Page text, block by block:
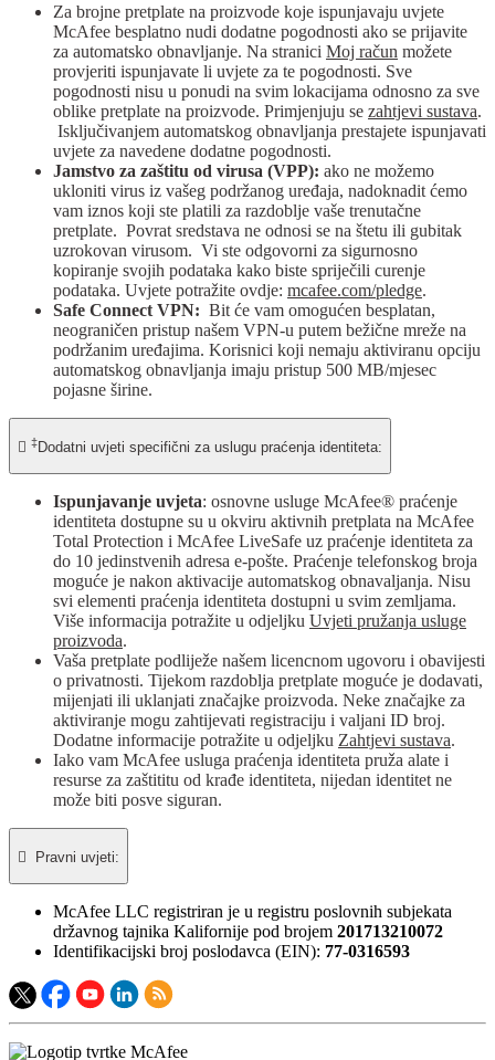
Za brojne pretplate na proizvode koje ispunjavaju uvjete
McAfee besplatno nudi dodatne pogodnosti ako se prijavite
za automatsko obnavljanje. Na stranici Moj račun možete
provjeriti ispunjavate li uvjete za te pogodnosti. Sve
pogodnosti nisu u ponudi na svim lokacijama odnosno za sve
oblike pretplate na proizvode. Primjenjuju se zahtjevi sustava.
Isključivanjem automatskog obnavljanja prestajete ispunjavati
uvjete za navedene dodatne pogodnosti.
Jamstvo za zaštitu od virusa (VPP): ako ne možemo
ukloniti virus iz vašeg podržanog uređaja, nadoknadit ćemo
vam iznos koji ste platili za razdoblje vaše trenutačne
pretplate. Povrat sredstava ne odnosi se na štetu ili gubitak
uzrokovan virusom. Vi ste odgovorni za sigurnosno
kopiranje svojih podataka kako biste spriječili curenje
podataka. Uvjete potražite ovdje: mcafee.com/pledge.
Safe Connect VPN: Bit će vam omogućen besplatan,
neograničen pristup našem VPN-u putem bežične mreže na
podržanim uređajima. Korisnici koji nemaju aktiviranu opciju
automatskog obnavljanja imaju pristup 500 MB/mjesec
pojasne širine.
 ‡Dodatni uvjeti specifični za uslugu praćenja identiteta:
Ispunjavanje uvjeta: osnovne usluge McAfee® praćenje
identiteta dostupne su u okviru aktivnih pretplata na McAfee
Total Protection i McAfee LiveSafe uz praćenje identiteta za
do 10 jedinstvenih adresa e-pošte. Praćenje telefonskog broja
moguće je nakon aktivacije automatskog obnavaljanja. Nisu
svi elementi praćenja identiteta dostupni u svim zemljama.
Više informacija potražite u odjeljku Uvjeti pružanja usluge
proizvoda.
Vaša pretplate podliježe našem licencnom ugovoru i obavijesti
o privatnosti. Tijekom razdoblja pretplate moguće je dodavati,
mijenjati ili uklanjati značajke proizvoda. Neke značajke za
aktiviranje mogu zahtijevati registraciju i valjani ID broj.
Dodatne informacije potražite u odjeljku Zahtjevi sustava.
Iako vam McAfee usluga praćenja identiteta pruža alate i
resurse za zaštititu od krađe identiteta, nijedan identitet ne
može biti posve siguran.
 Pravni uvjeti:​
McAfee LLC registriran je u registru poslovnih subjekata
državnog tajnika Kalifornije pod brojem 201713210072
Identifikacijski broj poslodavca (EIN): 77-0316593